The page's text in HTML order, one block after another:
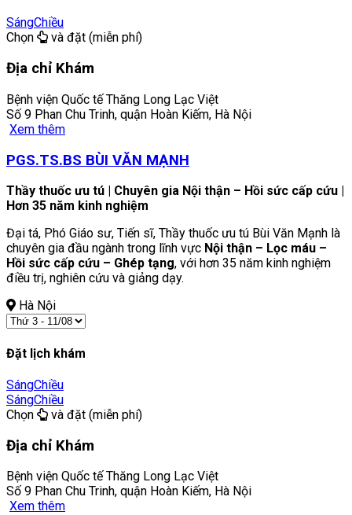
SángChiều
Chọn
và đặt (miễn phí)
Địa chỉ Khám
Bệnh viện Quốc tế Thăng Long Lạc Việt
Số 9 Phan Chu Trinh, quận Hoàn Kiếm, Hà Nội
Xem thêm
PGS.TS.BS BÙI VĂN MẠNH
Thầy thuốc ưu tú | Chuyên gia Nội thận – Hồi sức cấp cứu |
Hơn 35 năm kinh nghiệm
Đại tá, Phó Giáo sư, Tiến sĩ, Thầy thuốc ưu tú Bùi Văn Mạnh là
chuyên gia đầu ngành trong lĩnh vực Nội thận – Lọc máu –
Hồi sức cấp cứu – Ghép tạng, với hơn 35 năm kinh nghiệm
điều trị, nghiên cứu và giảng dạy.
Hà Nội
Đặt lịch khám
SángChiều
SángChiều
Chọn
và đặt (miễn phí)
Địa chỉ Khám
Bệnh viện Quốc tế Thăng Long Lạc Việt
Số 9 Phan Chu Trinh, quận Hoàn Kiếm, Hà Nội
Xem thêm